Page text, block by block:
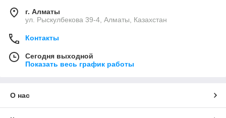
г. Алматы
ул. Рыскулбекова 39-4, Алматы, Казахстан
Контакты
Сегодня выходной
Показать весь график работы
О нас